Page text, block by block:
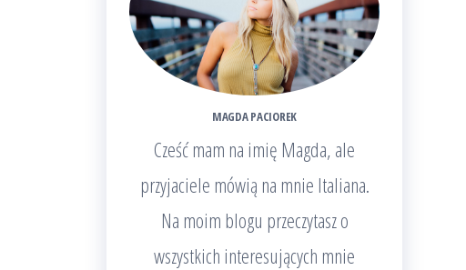
MAGDA PACIOREK
Cześć mam na imię Magda, ale
przyjaciele mówią na mnie Italiana.
Na moim blogu przeczytasz o
wszystkich interesujących mnie